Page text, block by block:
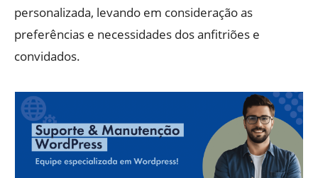
personalizada, levando em consideração as
preferências e necessidades dos anfitriões e
convidados.